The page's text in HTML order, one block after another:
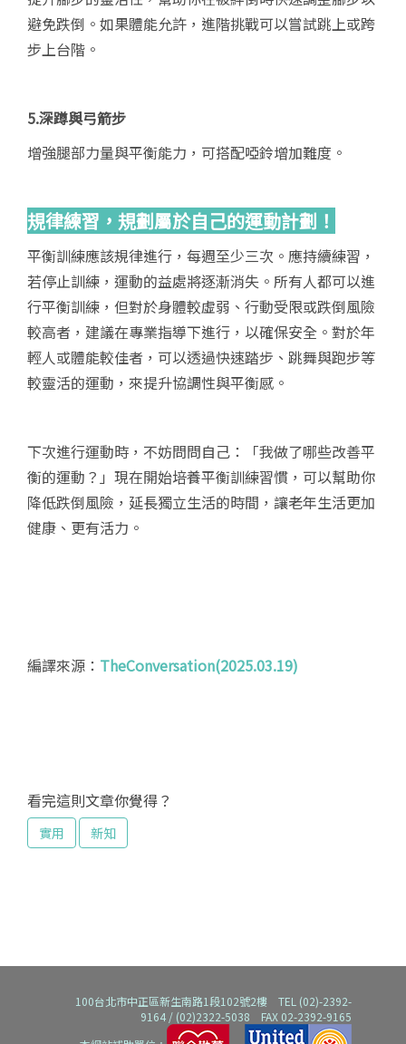
避免跌倒。如果體能允許，進階挑戰可以嘗試跳上或跨
步上台階。
5.深蹲與弓箭步
增強腿部力量與平衡能力，可搭配啞鈴增加難度。
規律練習，規劃屬於自己的運動計劃！
平衡訓練應該規律進行，每週至少三次。應持續練習，
若停止訓練，運動的益處將逐漸消失。所有人都可以進
行平衡訓練，但對於身體較虛弱、行動受限或跌倒風險
較高者，建議在專業指導下進行，以確保安全。對於年
輕人或體能較佳者，可以透過快速踏步、跳舞與跑步等
較靈活的運動，來提升協調性與平衡感。
下次進行運動時，不妨問問自己：「我做了哪些改善平
衡的運動？」現在開始培養平衡訓練習慣，可以幫助你
降低跌倒風險，延長獨立生活的時間，讓老年生活更加
健康、更有活力。
編譯來源： TheConversation(2025.03.19)
看完這則文章你覺得？
實用 新知
100台北市中正區新生南路1段102號2樓 TEL (02)-2392-
9164 / (02)2322-5038 FAX 02-2392-9165